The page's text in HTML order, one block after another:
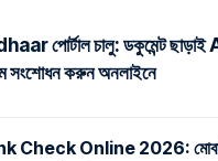
পোর্টাল চালু: ডকুমেন্ট ছাড়াই
সংশোধন করুন অনলাইনে
Online 2026: মোবাইল